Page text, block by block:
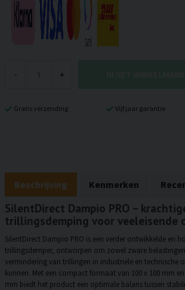
- +
Gratis verzending Vijf jaar garantie
Beschrijving Kenmerken
SilentDirect Dampio PRO –
trillingsdemping voor veeleisende
SilentDirect Dampio PRO is een verder ontwikkelde en
trillingsdemper, ontworpen om zowel zware
vermindering van trillingen in industriële en technische
kunnen. Met een compact formaat van 100 x 100 mm
mm biedt het product een optimale balans tussen